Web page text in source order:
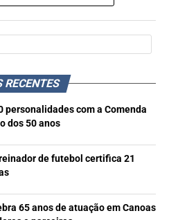
RECENTES
com a Comenda
dos 50 anos
de futebol certifica 21
65 anos de atuação em Canoas